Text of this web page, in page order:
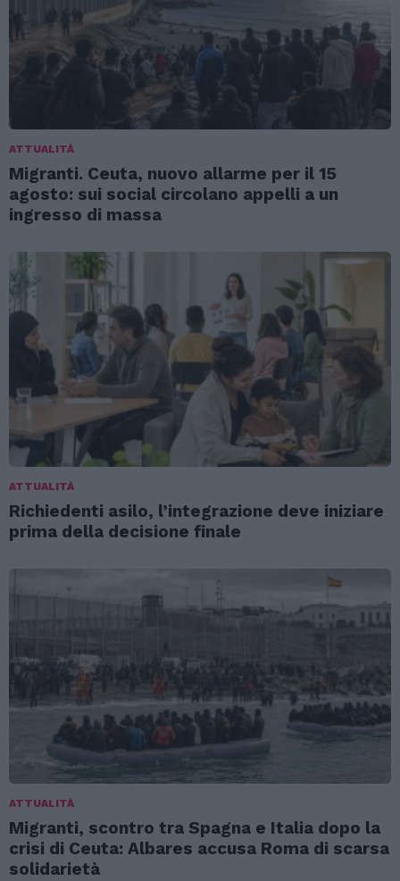
ATTUALITÀ
Migranti. Ceuta, nuovo allarme per il 15
agosto: sui social circolano appelli a un
ingresso di massa
ATTUALITÀ
Richiedenti asilo, l’integrazione deve iniziare
prima della decisione finale
ATTUALITÀ
Migranti, scontro tra Spagna e Italia dopo la
crisi di Ceuta: Albares accusa Roma di scarsa
solidarietà